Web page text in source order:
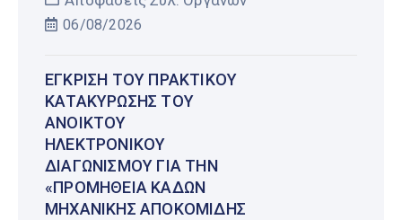
06/08/2026
ΈΓΚΡΙΣΗ ΤΟΥ ΠΡΑΚΤΙΚΟΎ
ΚΑΤΑΚΎΡΩΣΗΣ ΤΟΥ
ΑΝΟΙΚΤΟΎ
ΗΛΕΚΤΡΟΝΙΚΟΎ
ΔΙΑΓΩΝΙΣΜΟΎ ΓΙΑ ΤΗΝ
«ΠΡΟΜΉΘΕΙΑ ΚΆΔΩΝ
ΜΗΧΑΝΙΚΉΣ ΑΠΟΚΟΜΙΔΉΣ